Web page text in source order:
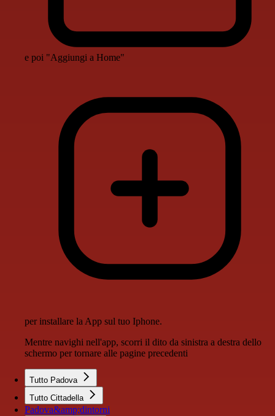
e poi "Aggiungi a Home"
per installare la App sul tuo Iphone.
Mentre navighi nell'app, scorri il dito da sinistra a destra dello
schermo per tornare alle pagine precedenti
Tutto Padova
Tutto Cittadella
Padova&amp;dintorni